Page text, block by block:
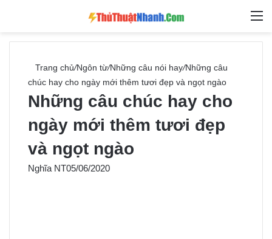
Tìm
Trang chủ/Ngôn từ/Những câu nói hay/Những câu
chúc hay cho ngày mới thêm tươi đẹp và ngọt ngào
Những câu chúc hay cho
ngày mới thêm tươi đẹp
và ngọt ngào
Nghĩa NT05/06/2020